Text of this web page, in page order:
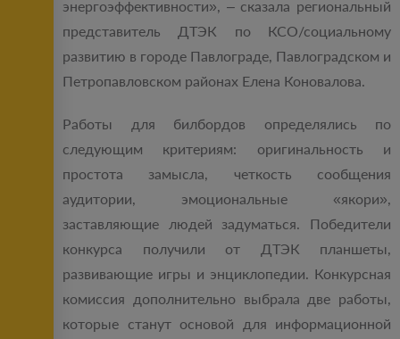
энергоэффективности», – сказала региональный
представитель ДТЭК по КСО/социальному
развитию в городе Павлограде, Павлоградском и
Петропавловском районах Елена Коновалова.
Работы для билбордов определялись по
следующим критериям: оригинальность и
простота замысла, четкость сообщения
аудитории, эмоциональные «якори»,
заставляющие людей задуматься. Победители
конкурса получили от ДТЭК планшеты,
развивающие игры и энциклопедии. Конкурсная
комиссия дополнительно выбрала две работы,
которые станут основой для информационной